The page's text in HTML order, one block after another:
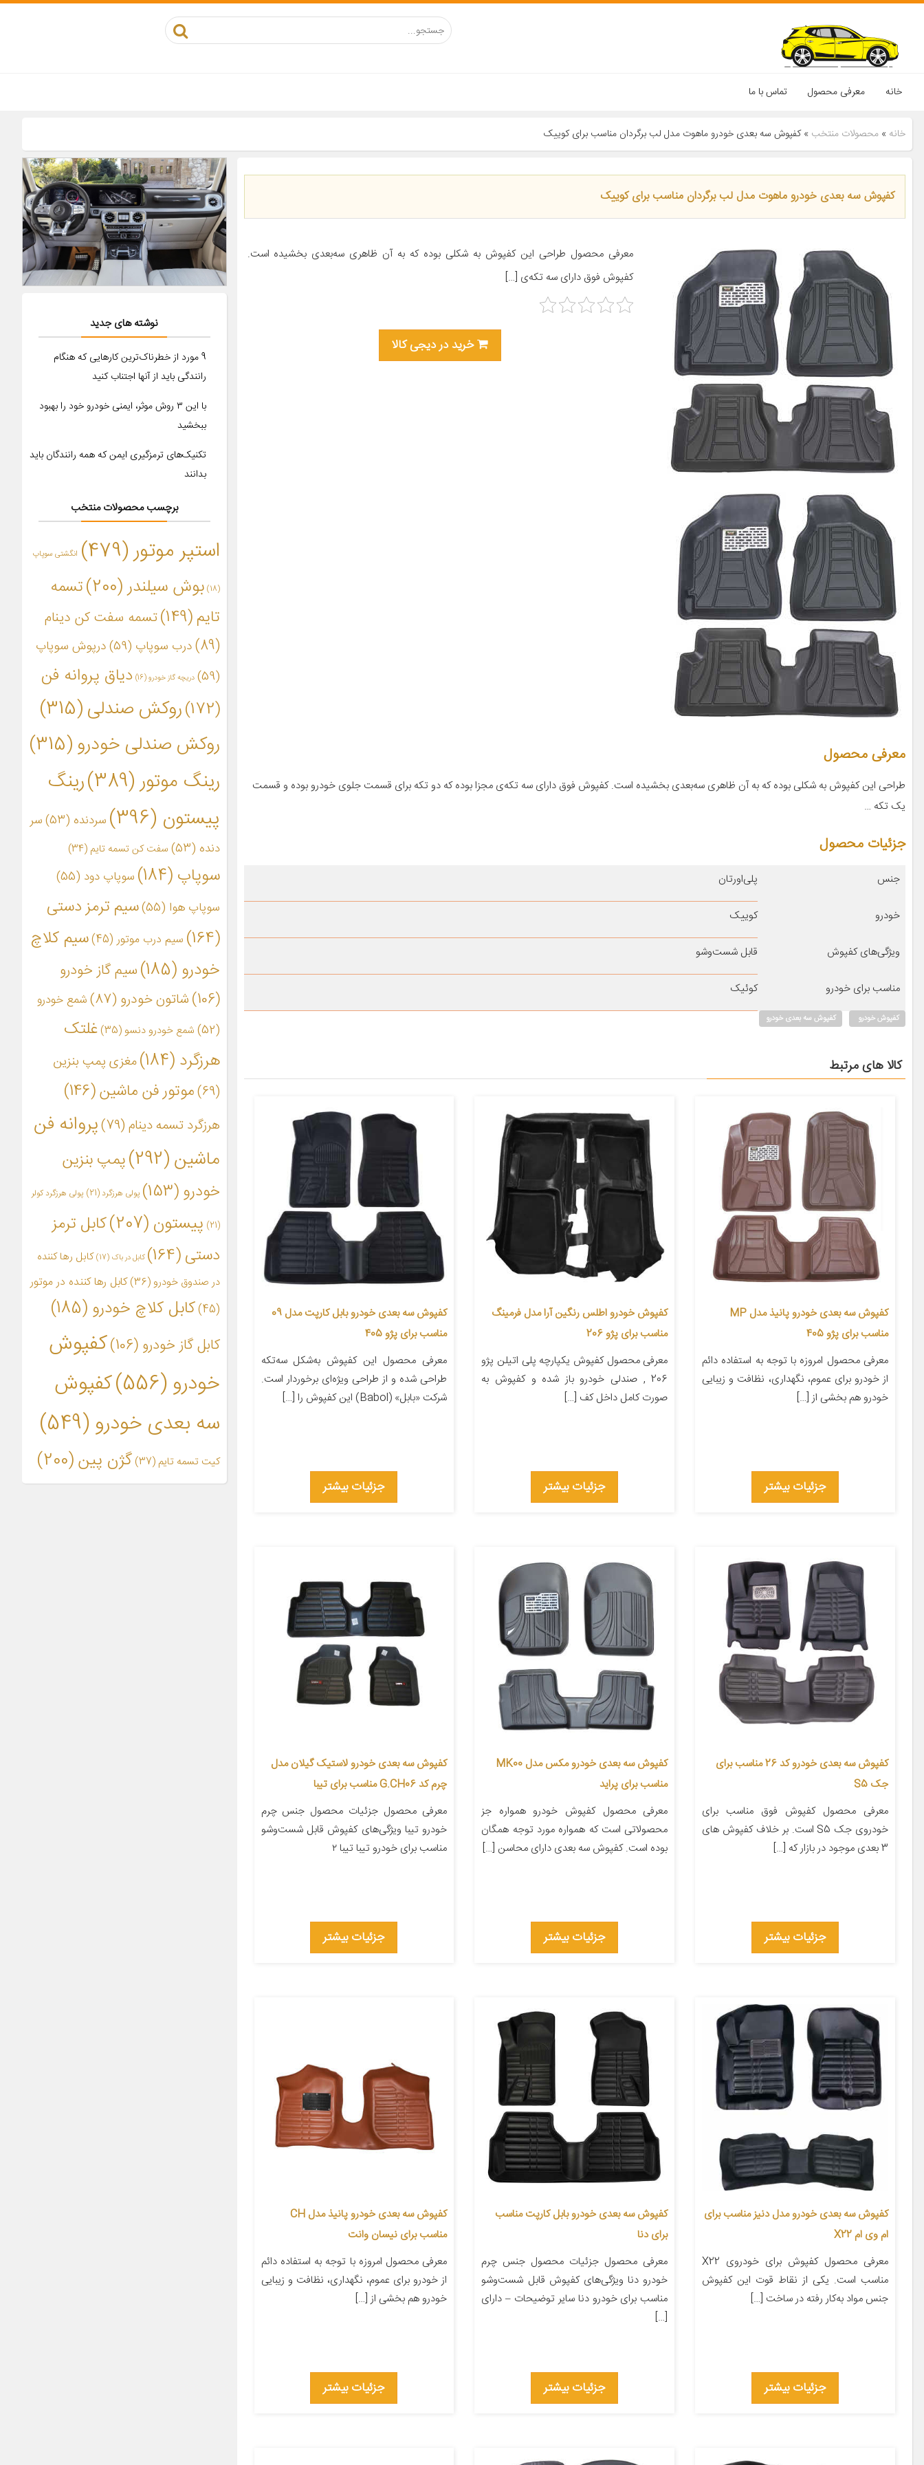
خانه معرفی محصول تماس با ما
خانه » محصولات منتخب »کفپوش سه بعدی خودرو ماهوت مدل لب برگردان مناسب برای کوییک
کفپوش سه بعدی خودرو ماهوت مدل لب برگردان مناسب برای کوییک
معرفی محصول طراحی این کفپوش به شکلی بوده که به آن ظاهری سه‌بعدی بخشیده است.
کفپوش فوق دارای سه تکه‌ی […]
خرید در دیجی کالا
معرفی محصول
طراحی این کفپوش به شکلی بوده که به آن ظاهری سه‌بعدی بخشیده است. کفپوش فوق دارای سه تکه‌ی مجزا بوده که دو تکه برای قسمت جلوی خودرو بوده و قسمت
یک ‌تکه‌ …
جزئیات محصول
جنس پلی‌اورتان
خودرو کوییک
ویژگی‌های کفپوش قابل شست‌وشو
مناسب برای خودرو کوئیک
کفپوش خودرو کفپوش سه بعدی خودرو
کالا های مرتبط
کفپوش سه بعدی خودرو پانیذ مدل MP
مناسب برای پژو 405
معرفی محصول امروزه با توجه به استفاده دائم
از خودرو برای عموم، نگهداری، نظافت و زیبایی
خودرو هم بخشی از […]
جزئیات بیشتر
کفپوش خودرو اطلس رنگین آرا مدل فرمینگ
مناسب برای پژو 206
معرفی محصول کفپوش یکپارچه پلی اتیلن پژو
206 , صندلی خودرو باز شده و کفپوش به
صورت کامل داخل کف […]
جزئیات بیشتر
کفپوش سه بعدی خودرو بابل کارپت مدل 09
مناسب برای پژو 405
معرفی محصول این کفپوش به‌شکل سه‌تکه
طراحی شده و از طراحی ویژه‌ای برخوردار است.
شرکت «بابل» (Babol) این کفپوش را […]
جزئیات بیشتر
کفپوش سه بعدی خودرو کد 26 مناسب برای
جک S5
معرفی محصول کفپوش فوق مناسب برای
خودروی جک S5 است. بر خلاف کفپوش های
3 بعدی موجود در بازار که […]
جزئیات بیشتر
کفپوش سه بعدی خودرو مکس مدل MK00
مناسب برای پراید
معرفی محصول کفپوش خودرو همواره جز
محصولاتی است که همواره مورد توجه همگان
بوده است. کفپوش سه بعدی دارای محاسن […]
جزئیات بیشتر
کفپوش سه بعدی خودرو لاستیک گیلان مدل
چرم کد G.CH06 مناسب برای تیبا
معرفی محصول جزئیات محصول جنس چرم
خودرو تیبا ویژگی‌های کفپوش قابل شست‌وشو
مناسب برای خودرو تیبا تیبا ۲
جزئیات بیشتر
کفپوش سه بعدی خودرو مدل دنیز مناسب برای
ام وی ام X22
معرفی محصول کفپوش برای خودروی X22
مناسب است. یکی از نقاط قوت این کفپوش
جنس مواد به‌کار رفته در ساخت […]
جزئیات بیشتر
کفپوش سه بعدی خودرو بابل کارپت مناسب
برای دنا
معرفی محصول جزئیات محصول جنس چرم
خودرو دنا ویژگی‌های کفپوش قابل شست‌وشو
مناسب برای خودرو دنا سایر توضیحات – دارای
[…]
جزئیات بیشتر
کفپوش سه بعدی خودرو پانیذ مدل CH
مناسب برای نیسان وانت
معرفی محصول امروزه با توجه به استفاده دائم
از خودرو برای عموم، نگهداری، نظافت و زیبایی
خودرو هم بخشی از […]
جزئیات بیشتر
نوشته های جدید
9 مورد از خطرناک‌ترین کارهایی که هنگام
رانندگی باید از آنها اجتناب کنید
با این ۳ روش موثر، ایمنی خودرو خود را بهبود
ببخشید
تکنیک‌های ترمزگیری ایمن که همه رانندگان باید
بدانند
برچسب محصولات منتخب
استپر موتور(479) انگشتی سوپاپ
(18) بوش سیلندر (200)
تسمه
تایم(149)
تسمه سفت کن دینام
(89)
درب سوپاپ (59)
درپوش سوپاپ
(59)
دریچه گاز خودرو(16)
دیاق پروانه فن
(172)
روکش صندلی(315)
روکش صندلی خودرو(315)
رینگ موتور(389)
رینگ
پیستون (396) سردنده (53)
سر
دنده (53) سفت کن تسمه تایم (34)
سوپاپ (184) سوپاپ دود (55)
سوپاپ هوا (55)
سیم ترمز دستی
(164)
سیم درب موتور(45)
سیم کلاچ
خودرو (185)
سیم گاز خودرو
(106)
شاتون خودرو (87)
شمع خودرو
(52)
شمع خودرو دنسو (35)
غلتک
هرزگرد (184)
مغزی پمپ بنزین
(69)
موتور فن ماشین(146)
هرزگرد تسمه دینام(79)
پروانه فن
ماشین(292)
پمپ بنزین
خودرو(153) پولی هرزگرد(21) پولی هرزگرد کولر
(21) پیستون (207)
کابل ترمز
دستی(164) کابل در باک (17)
کابل رها کننده
در صندوق خودرو (36)
کابل رها کننده در موتور
(45)
کابل کلاچ خودرو (185)
کابل گاز خودرو (106)
کفپوش
خودرو(556)
کفپوش
سه بعدی خودرو(549)
کیت تسمه تایم (37) گژن پین(200)